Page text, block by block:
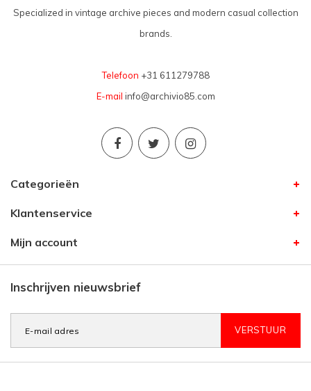
Specialized in vintage archive pieces and modern casual collection
brands.
Telefoon +31 611279788
E-mail info@archivio85.com
Categorieën
Klantenservice
Mijn account
Inschrijven nieuwsbrief
VERSTUUR